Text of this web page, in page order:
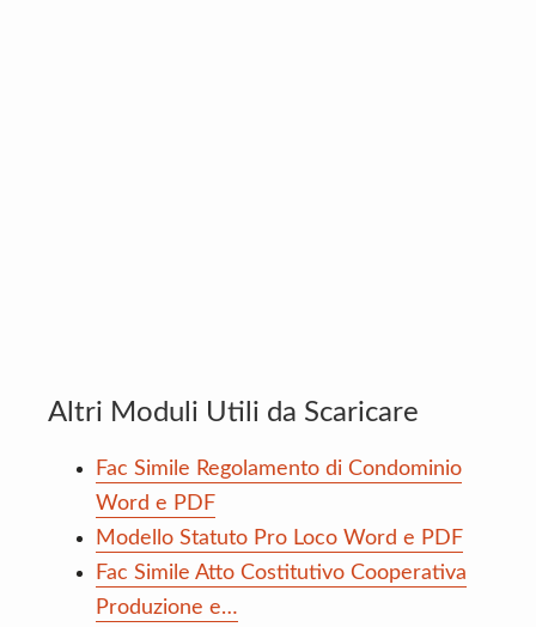
Altri Moduli Utili da Scaricare
Fac Simile Regolamento di Condominio
Word e PDF
Modello Statuto Pro Loco Word e PDF
Fac Simile Atto Costitutivo Cooperativa
Produzione e…